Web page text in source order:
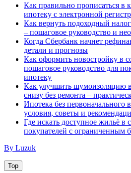
Как правильно прописаться в
ипотеку с электронной
Как вернуть подоходный
– пошаговое руководство и
Когда Сбербанк начнет
детали и прогнозы
Как оформить новостройку в
пошаговое руководство для
ипотеку
Как улучшить шумоизоляцию в
снизу без ремонта –
Ипотека без первоначального
условия, советы и
Где искать доступное жильё в
покупателей с ограниченным
By Luzuk
Top